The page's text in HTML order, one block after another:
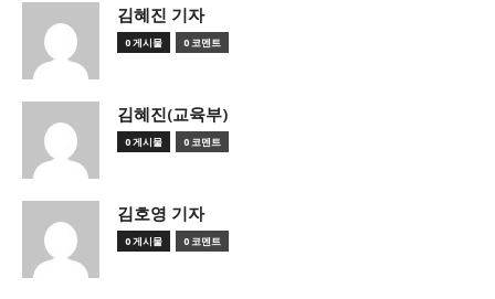
김혜진 기자
0 게시물 0 코멘트
김혜진(교육부)
0 게시물 0 코멘트
김호영 기자
0 게시물 0 코멘트